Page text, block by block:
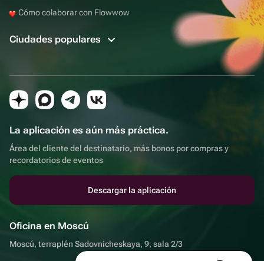
Cómo colaborar con Flowwow
Ciudades populares
La aplicación es aún más práctica.
Área del cliente del destinatario, más bonos por compras y
recordatorios de eventos
Descargar la aplicación
Oficina en Moscú
Moscú, terraplén Sadovnicheskaya, 9, sala 2/3